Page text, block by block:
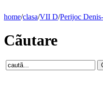
home/clasa/VII D/Perijoc
Cãutare